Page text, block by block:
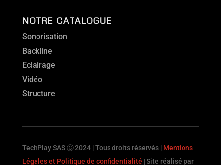
NOTRE CATALOGUE
Sonorisation
Backline
Eclairage
Vidéo
Structure
TechPlay SAS Ⓒ 2024 | Tous droits réservés | Mentions
Légales et Politique de confidentialité | Site réalisé par